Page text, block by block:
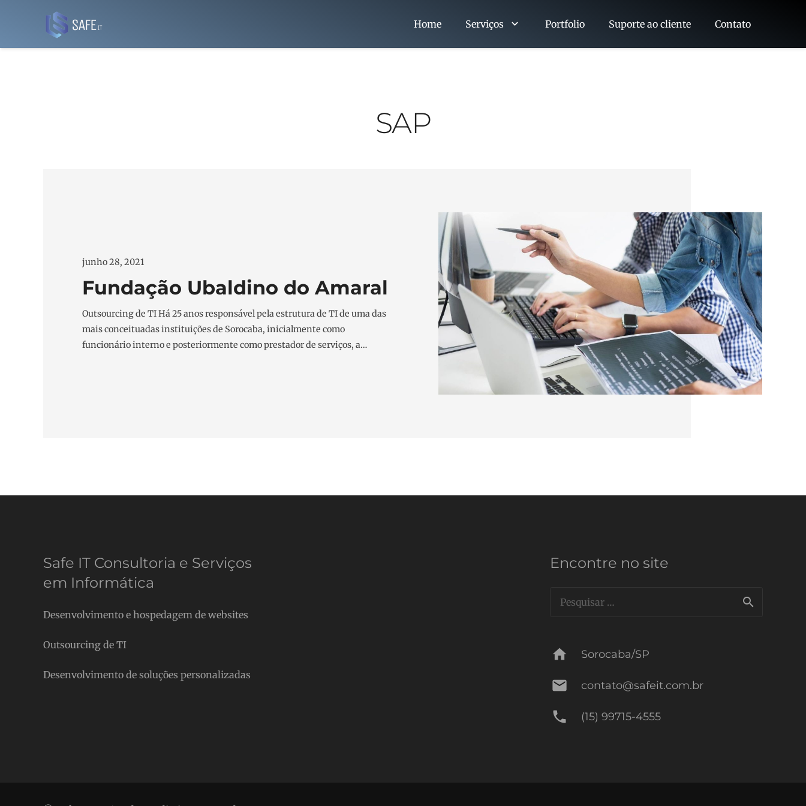
Home Serviços Portfolio Suporte ao cliente Contato
SAP
junho 28, 2021
Fundação Ubaldino do Amaral
Outsourcing de TI Há 25 anos responsável pela estrutura de TI de uma das
mais conceituadas instituições de Sorocaba, inicialmente como
funcionário interno e posteriormente como prestador de serviços, a…
Safe IT Consultoria e Serviços
em Informática
Desenvolvimento e hospedagem de websites
Outsourcing de TI
Desenvolvimento de soluções personalizadas
Encontre no site
home Sorocaba/SP
mail contato@safeit.com.br
phone (15) 99715-4555